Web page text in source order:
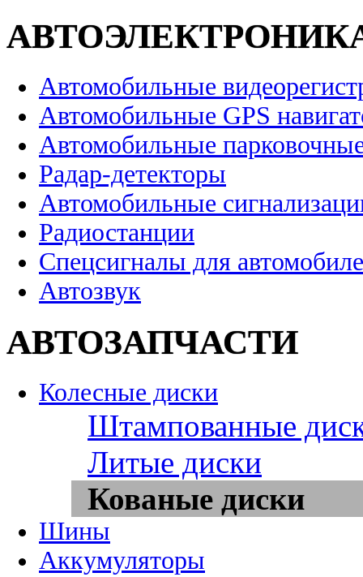
Автомобильные
Автомобильные GPS
Автомобильные
Радар-детекторы
Автомобильные
Радиостанции
Спецсигналы для
Автозвук
АВТОЗАПЧАСТИ
Колесные диски
Штампованные
Литые диски
Кованые диски
Шины
Аккумуляторы